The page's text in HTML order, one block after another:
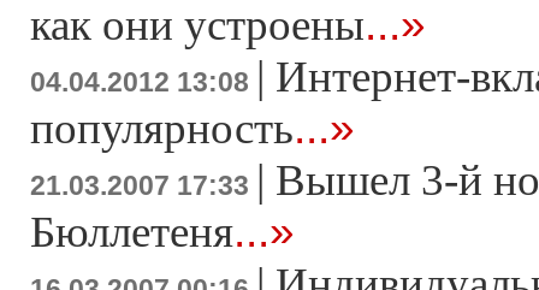
как они устроены...»
04.04.2012 13:08 | Интернет-
популярность...»
21.03.2007 17:33 | Вышел 3-й
Бюллетеня...»